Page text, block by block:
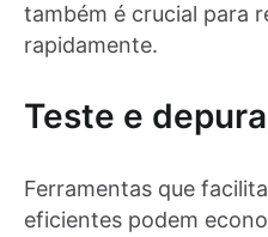
também é crucial para
rapidamente.
Teste e
Ferramentas que
eficientes podem